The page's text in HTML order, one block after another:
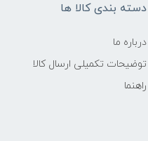
دسته بندی کالا ها
درباره ما
توضیحات تکمیلی ارسال کالا
راهنما